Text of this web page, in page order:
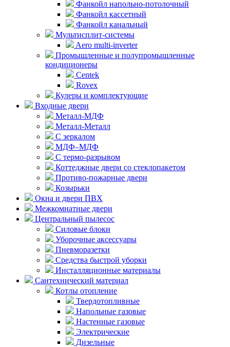
Фанкойл напольно-потолочный
Фанкойл кассетный
Фанкойл канальный
Мультисплит-системы
Aero multi-inverter
Промышленные и полупромышленные
кондиционеры
Centek
Rovex
Кулеры и комплектующие
Входные двери
Металл-МДФ
Металл-Металл
С зеркалом
МДФ–МДФ
С термо-разрывом
Коттеджные двери со стеклопакетом
Противо-пожарные двери
Козырьки
Окна и двери ПВХ
Межкомнатные двери
Центральный пылесос
Силовые блоки
Уборочные аксессуары
Пневморазетки
Средства быстрой уборки
Инсталляционные материалы
Сантехнический материал
Котлы отопление
Твердотопливные
Напольные газовые
Настенные газовые
Электрические
Дизельные